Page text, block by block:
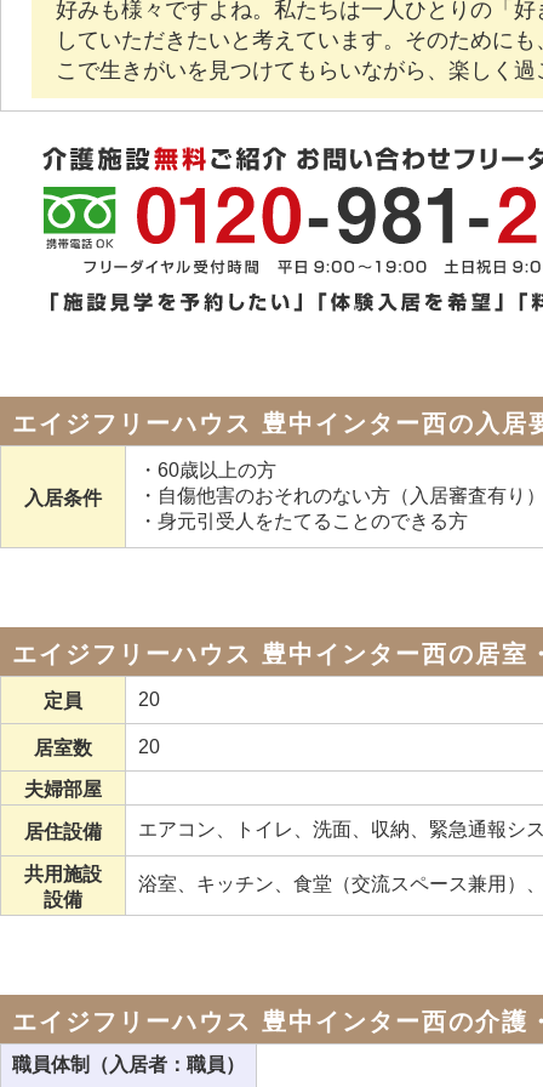
好みも様々ですよね。私たちは一人ひとりの「
していただきたいと考えています。そのために
こで生きがいを見つけてもらいながら、楽しく
エイジフリーハウス 豊中インター西の入居
入居条件
・60歳以上の方
・自傷他害のおそれのない方（入居審査有り
・身元引受人をたてることのできる方
エイジフリーハウス 豊中インター西の居室
定員 20
居室数 20
夫婦部屋
居住設備 エアコン、トイレ、洗面、収納、緊急通報シ
共用施設
設備
浴室、キッチン、食堂（交流スペース兼用）
エイジフリーハウス 豊中インター西の介護
職員体制（入居者：職員）